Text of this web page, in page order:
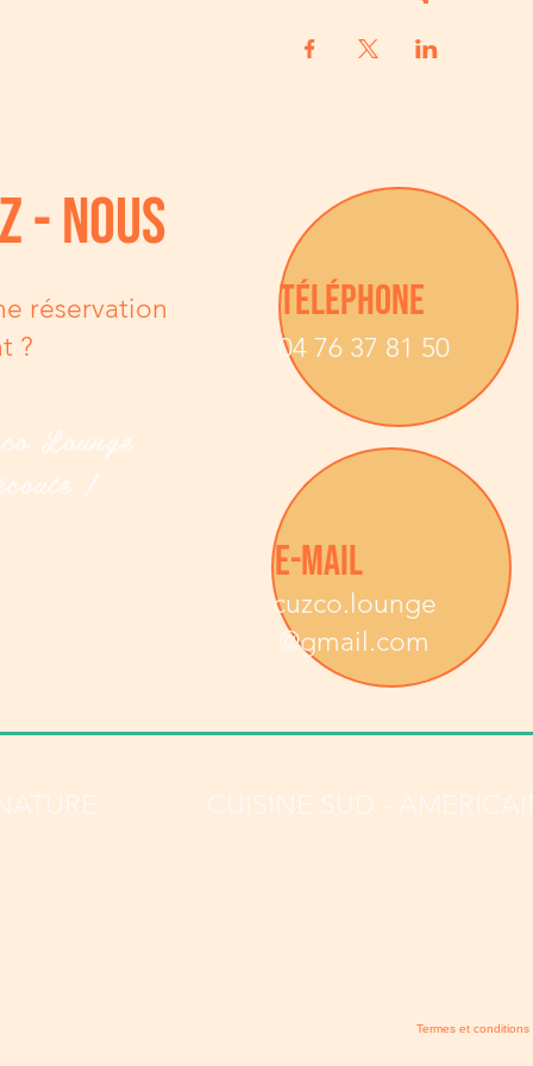
- nous
réservation
?
Lounge
!
04 76 37 81 50
TÉLÉPHONE
cuzco.lounge
@gmail.com
E-MAIL
CUISINE SUD -
Termes et conditions